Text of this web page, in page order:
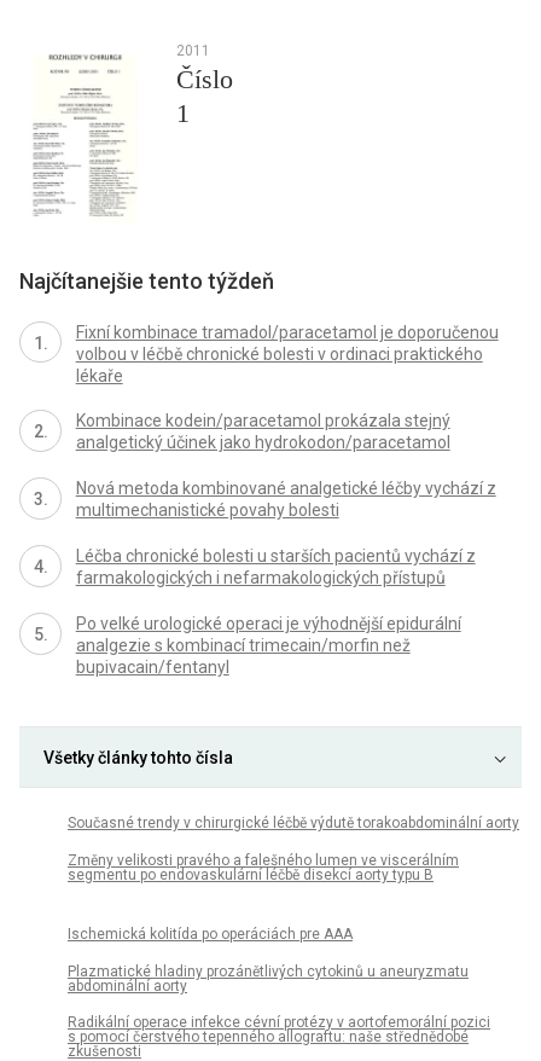
2011
Číslo
1
Najčítanejšie tento týždeň
Fixní kombinace tramadol/paracetamol je doporučenou
volbou v léčbě chronické bolesti v ordinaci praktického
lékaře
Kombinace kodein/paracetamol prokázala stejný
analgetický účinek jako hydrokodon/paracetamol
Nová metoda kombinované analgetické léčby vychází z
multimechanistické povahy bolesti
Léčba chronické bolesti u starších pacientů vychází z
farmakologických i nefarmakologických přístupů
Po velké urologické operaci je výhodnější epidurální
analgezie s kombinací trimecain/morfin než
bupivacain/fentanyl
Všetky články tohto čísla
Současné trendy v chirurgické léčbě výdutě torakoabdominální aorty
Změny velikosti pravého a falešného lumen ve viscerálním
segmentu po endovaskulární léčbě disekcí aorty typu B
Ischemická kolitída po operáciách pre AAA
Plazmatické hladiny prozánětlivých cytokinů u aneuryzmatu
abdominální aorty
Radikální operace infekce cévní protézy v aortofemorální pozici
s pomocí čerstvého tepenného allograftu: naše střednědobé
zkušenosti